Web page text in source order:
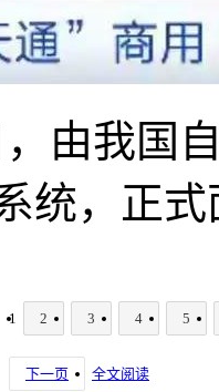
由我国
，正式
1 2 3 4 5
下一页 全文阅读